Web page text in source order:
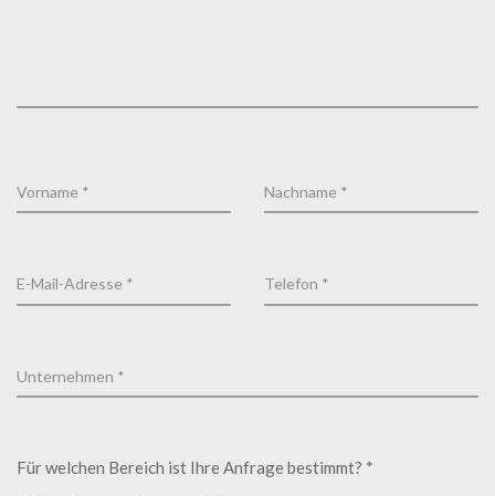
Für welchen Bereich ist Ihre Anfrage bestimmt? *